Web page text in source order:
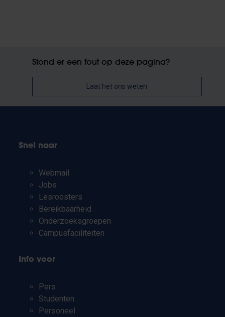
Stond er een fout op deze pagina?
Laat het ons weten
Snel naar
Webmail
Jobs
Lesroosters
Bereikbaarheid
Onderzoeksgroepen
Campusfaciliteiten
Info voor
Pers
Studenten
Personeel